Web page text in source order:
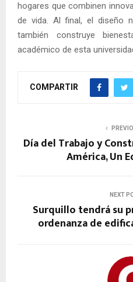
hogares que combinen
de vida. Al final, el diseño
también construye
académico de esta
COMPARTIR
Día del Trabajo y
América, Un
NEXT
Surquillo tendrá su
ordenanza de